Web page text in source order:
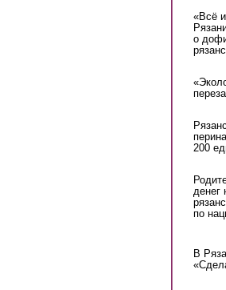
«Всё
о
200
денег
по
В